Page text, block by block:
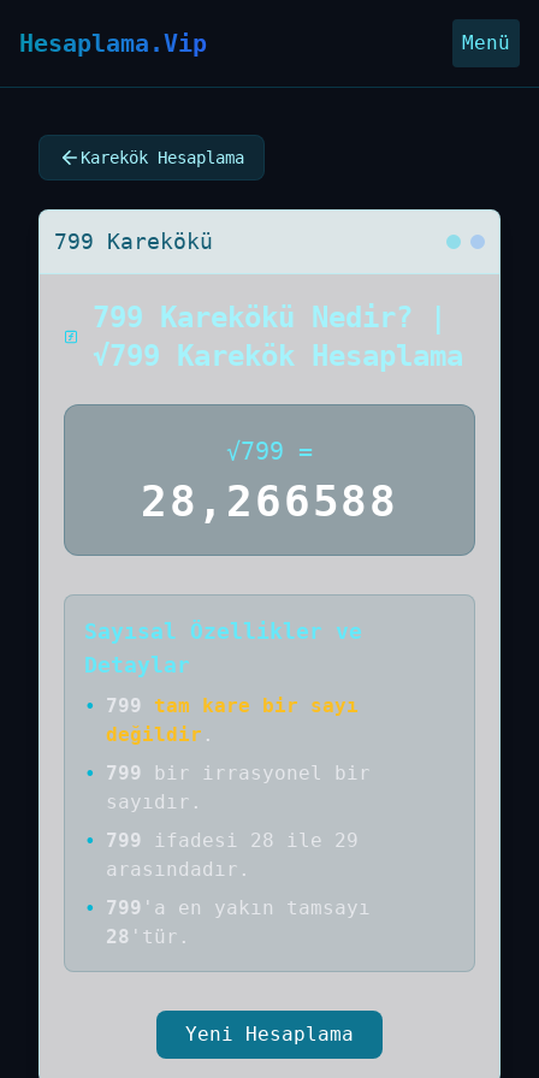
Hesaplama.Vip Menü
Karekök Hesaplama
799 Karekökü
799 Karekökü Nedir? |
√799 Karekök Hesaplama
√799 =
28,266588
Sayısal Özellikler ve
Detaylar
• 799
tam kare bir sayı
değildir .
•
799 bir
irrasyonel bir
sayıdır .
•
799
ifadesi 28 ile 29
arasındadır.
•
799 'a en yakın tamsayı
28 'tür.
Yeni Hesaplama